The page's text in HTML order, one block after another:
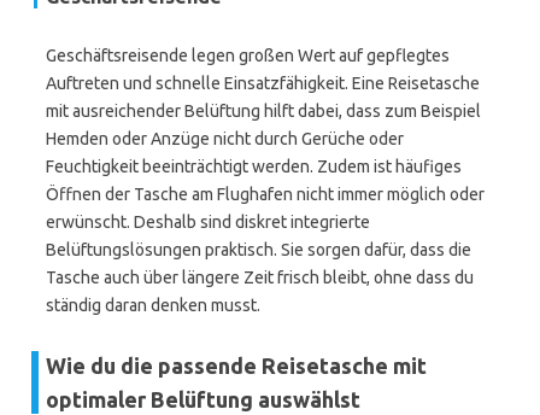
Geschäftsreisende legen großen Wert auf gepflegtes
Auftreten und schnelle Einsatzfähigkeit. Eine Reisetasche
mit ausreichender Belüftung hilft dabei, dass zum Beispiel
Hemden oder Anzüge nicht durch Gerüche oder
Feuchtigkeit beeinträchtigt werden. Zudem ist häufiges
Öffnen der Tasche am Flughafen nicht immer möglich oder
erwünscht. Deshalb sind diskret integrierte
Belüftungslösungen praktisch. Sie sorgen dafür, dass die
Tasche auch über längere Zeit frisch bleibt, ohne dass du
ständig daran denken musst.
Wie du die passende Reisetasche mit
optimaler Belüftung auswählst